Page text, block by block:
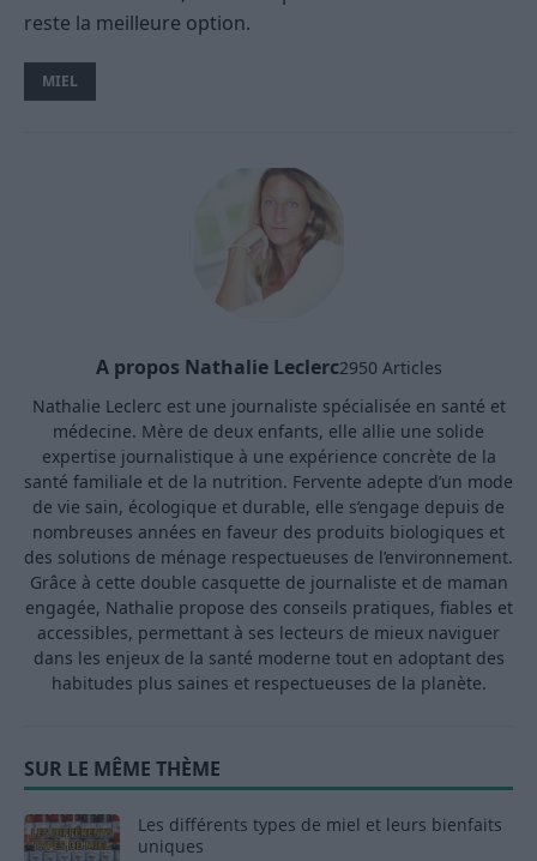
reste la meilleure option.
MIEL
A propos Nathalie Leclerc2950 Articles
Nathalie Leclerc est une journaliste spécialisée en santé et
médecine. Mère de deux enfants, elle allie une solide
expertise journalistique à une expérience concrète de la
santé familiale et de la nutrition. Fervente adepte d’un mode
de vie sain, écologique et durable, elle s’engage depuis de
nombreuses années en faveur des produits biologiques et
des solutions de ménage respectueuses de l’environnement.
Grâce à cette double casquette de journaliste et de maman
engagée, Nathalie propose des conseils pratiques, fiables et
accessibles, permettant à ses lecteurs de mieux naviguer
dans les enjeux de la santé moderne tout en adoptant des
habitudes plus saines et respectueuses de la planète.
SUR LE MÊME THÈME
Les différents types de miel et leurs bienfaits
uniques